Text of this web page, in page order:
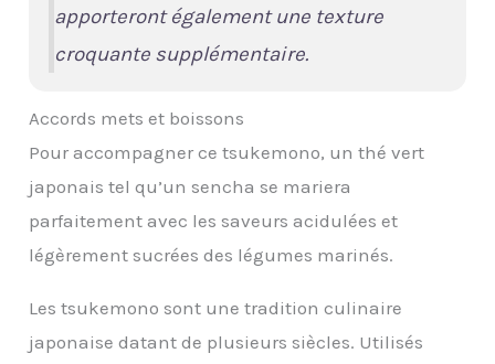
apporteront également une texture
croquante supplémentaire.
Accords mets et boissons
Pour accompagner ce tsukemono, un thé vert
japonais tel qu’un sencha se mariera
parfaitement avec les saveurs acidulées et
légèrement sucrées des légumes marinés.
Les tsukemono sont une tradition culinaire
japonaise datant de plusieurs siècles. Utilisés